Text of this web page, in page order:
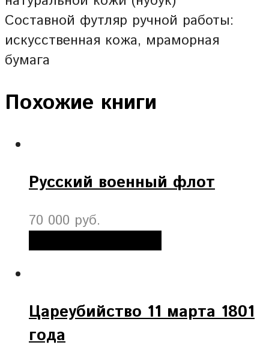
Составной футляр ручной работы:
искусственная кожа, мраморная
бумага
Похожие книги
Русский военный флот
70 000 руб.
Цареубийство 11 марта 1801
года